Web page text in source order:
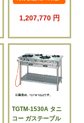
1,207,770 円
TGTM-1530A タニ
コー ガステーブル